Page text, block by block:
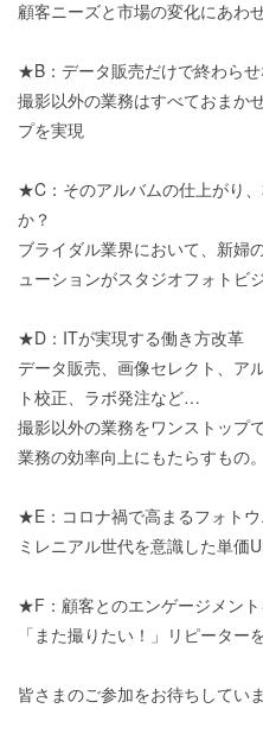
顧客ニーズと市場の変化にあわ
★B：データ販売だけで終わらせ
撮影以外の業務はすべておまか
プを実現
★C：そのアルバムの仕上がり
か？
ブライダル業界において、新婦
ューションがスタジオフォトビ
★D：ITが実現する働き方改革
データ販売、画像セレクト、ア
ト校正、ラボ発注など…
撮影以外の業務をワンストップ
業務の効率向上にもたらすもの。
★E：コロナ禍で高まるフォト
ミレニアル世代を意識した単価
★F：顧客とのエンゲージメン
「また撮りたい！」リピータ
皆さまのご参加をお待ちしていま